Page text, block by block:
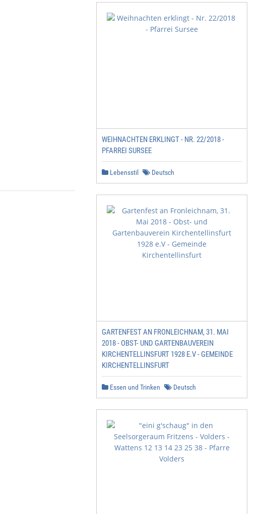
WEIHNACHTEN ERKLINGT - NR. 22/2018 -
PFARREI SURSEE
Lebensstil Deutsch
GARTENFEST AN FRONLEICHNAM, 31. MAI
2018 - OBST- UND GARTENBAUVEREIN
KIRCHENTELLINSFURT 1928 E.V - GEMEINDE
KIRCHENTELLINSFURT
Essen und Trinken Deutsch